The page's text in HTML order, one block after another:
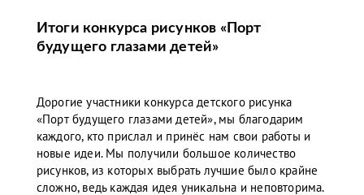
Итоги конкурса рисунков «Порт
будущего глазами детей»
Дорогие участники конкурса детского рисунка
«Порт будущего глазами детей», мы благодарим
каждого, кто прислал и принёс нам свои работы и
новые идеи. Мы получили большое количество
рисунков, из которых выбрать лучшие было крайне
сложно, ведь каждая идея уникальна и неповторима.